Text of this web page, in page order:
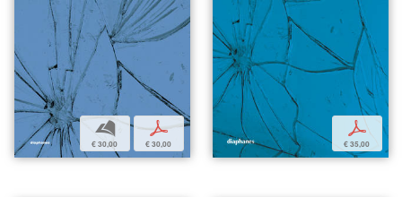
b
€ 30,00
p
€ 30,00
p
€ 35,00